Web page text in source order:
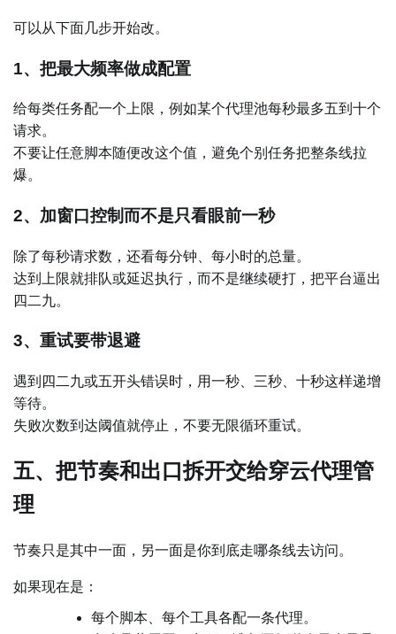
可以从下面几步开始改。
1、把最大频率做成配置
给每类任务配一个上限，例如某个代理池每秒最多五到十个
请求。
不要让任意脚本随便改这个值，避免个别任务把整条线拉
爆。
2、加窗口控制而不是只看眼前一秒
除了每秒请求数，还看每分钟、每小时的总量。
达到上限就排队或延迟执行，而不是继续硬打，把平台逼出
四二九。
3、重试要带退避
遇到四二九或五开头错误时，用一秒、三秒、十秒这样递增
等待。
失败次数到达阈值就停止，不要无限循环重试。
五、把节奏和出口拆开交给穿云代理管
理
节奏只是其中一面，另一面是你到底走哪条线去访问。
如果现在是：
每个脚本、每个工具各配一条代理。